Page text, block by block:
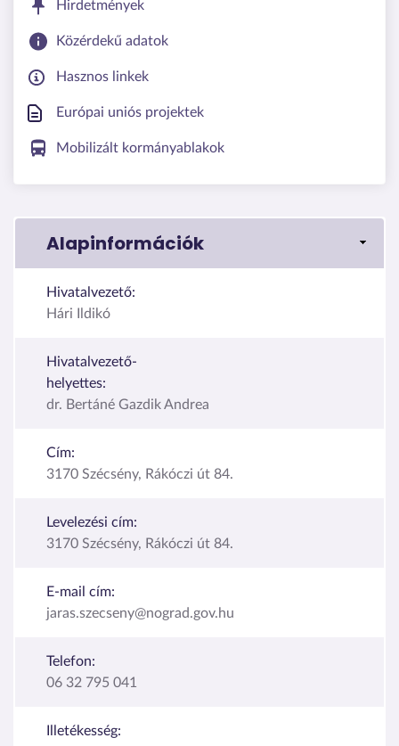
Hirdetmények
Közérdekű adatok
Hasznos linkek
Európai uniós projektek
Mobilizált kormányablakok
Alapinformációk
Hivatalvezető:
Hári Ildikó
Hivatalvezető-
helyettes:
dr. Bertáné Gazdik Andrea
Cím:
3170 Szécsény, Rákóczi út 84.
Levelezési cím:
3170 Szécsény, Rákóczi út 84.
E-mail cím:
jaras.szecseny@nograd.gov.hu
Telefon:
06 32 795 041
Illetékesség: